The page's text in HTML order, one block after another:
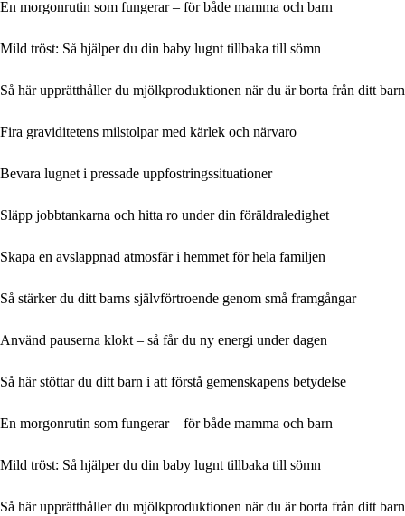
En morgonrutin som fungerar – för både mamma och barn
Mild tröst: Så hjälper du din baby lugnt tillbaka till sömn
Så här upprätthåller du mjölkproduktionen när du är borta från ditt barn
Fira graviditetens milstolpar med kärlek och närvaro
Bevara lugnet i pressade uppfostringssituationer
Släpp jobbtankarna och hitta ro under din föräldraledighet
Skapa en avslappnad atmosfär i hemmet för hela familjen
Så stärker du ditt barns självförtroende genom små framgångar
Använd pauserna klokt – så får du ny energi under dagen
Så här stöttar du ditt barn i att förstå gemenskapens betydelse
En morgonrutin som fungerar – för både mamma och barn
Mild tröst: Så hjälper du din baby lugnt tillbaka till sömn
Så här upprätthåller du mjölkproduktionen när du är borta från ditt barn